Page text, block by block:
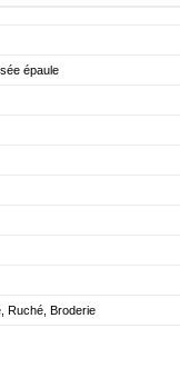
épaule
Ruché, Broderie